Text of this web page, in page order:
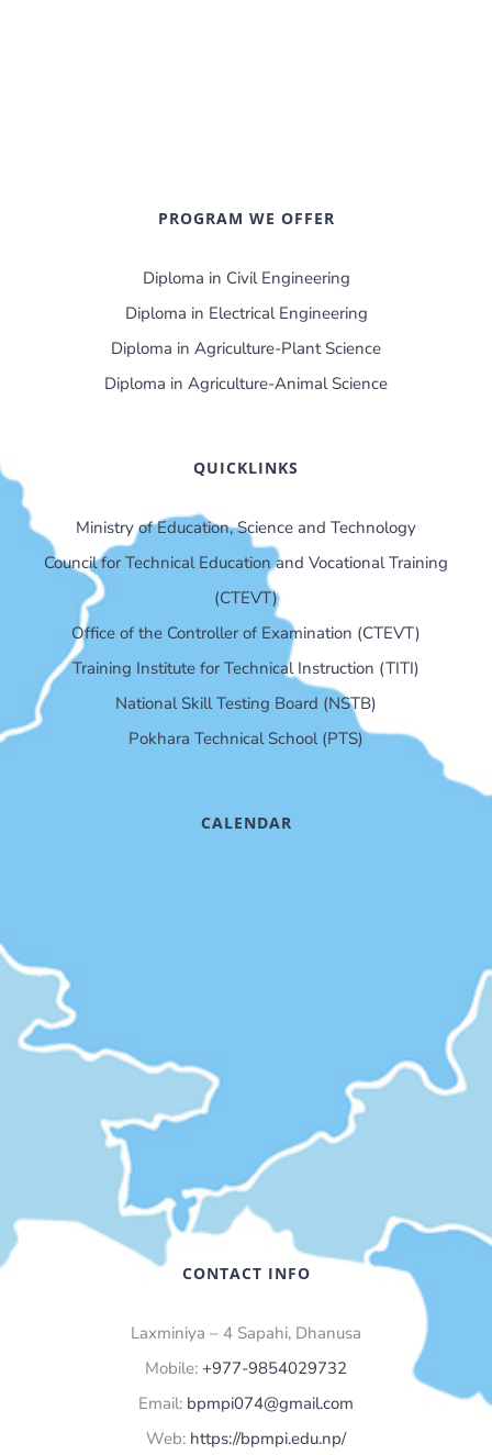
PROGRAM WE OFFER
Diploma in Civil Engineering
Diploma in Electrical Engineering
Diploma in Agriculture-Plant Science
Diploma in Agriculture-Animal Science
QUICKLINKS
Ministry of Education, Science and Technology
Council for Technical Education and Vocational Training
(CTEVT)
Office of the Controller of Examination (CTEVT)
Training Institute for Technical Instruction (TITI)
National Skill Testing Board (NSTB)
Pokhara Technical School (PTS)
CALENDAR
CONTACT INFO
Laxminiya – 4 Sapahi, Dhanusa
Mobile: +977-9854029732
Email: bpmpi074@gmail.com
Web: https://bpmpi.edu.np/